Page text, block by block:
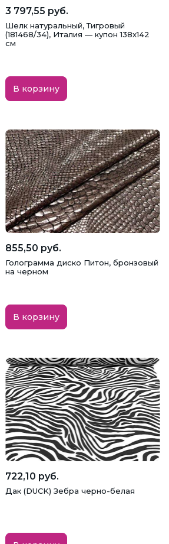
3 797,55 руб.
Шелк натуральный, Тигровый
(181468/34), Италия — купон 138х142
см
В корзину
855,50 руб.
Голограмма диско Питон, бронзовый
на черном
В корзину
722,10 руб.
Дак (DUCK) Зебра черно-белая